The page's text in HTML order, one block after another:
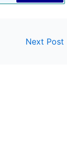
Next Post